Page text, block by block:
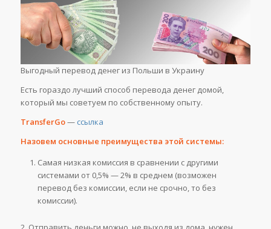
Выгодный перевод денег из Польши в Украину
Есть гораздо лучший способ перевода денег домой,
который мы советуем по собственному опыту.
TransferGo— ссылка
Назовем основные преимущества этой системы:
Самая низкая комиссия в сравнении с другими
системами от 0,5% — 2% в среднем (возможен
перевод без комиссии, если не срочно, то без
комиссии).